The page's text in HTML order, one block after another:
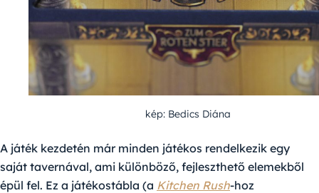
kép: Bedics Diána
A játék kezdetén már minden játékos rendelkezik egy
saját tavernával, ami különböző, fejleszthető elemekből
épül fel. Ez a játékostábla (a Kitchen Rush-hoz